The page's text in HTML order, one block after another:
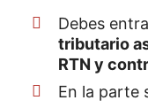
Debes
tributario
RTN y
En la parte